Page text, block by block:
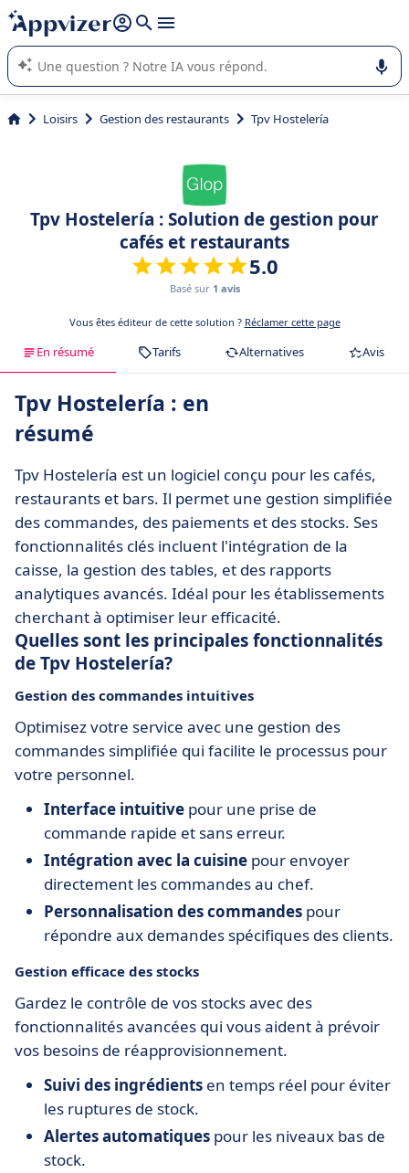
répondre (plusieurs lignes avec
L'IA de Appvizer vous guide dans l'utilisation ou la sélection de
logiciel SaaS en entreprise.
Loisirs Gestion des restaurants Tpv Hostelería
Tpv Hostelería : Solution de gestion pour
cafés et restaurants
5.0
Basé sur 1 avis
Vous êtes éditeur de cette solution ? Réclamer cette page
En résumé Tarifs Alternatives Avis
Tpv Hostelería : en
résumé
Tpv Hostelería est un logiciel conçu pour les cafés,
restaurants et bars. Il permet une gestion simplifiée
des commandes, des paiements et des stocks. Ses
fonctionnalités clés incluent l'intégration de la
caisse, la gestion des tables, et des rapports
analytiques avancés. Idéal pour les établissements
cherchant à optimiser leur efficacité.
Quelles sont les principales fonctionnalités
de Tpv Hostelería?
Gestion des commandes intuitives
Optimisez votre service avec une gestion des
commandes simplifiée qui facilite le processus pour
votre personnel.
Interface intuitive pour une prise de
commande rapide et sans erreur.
Intégration avec la cuisine pour envoyer
directement les commandes au chef.
Personnalisation des commandes pour
répondre aux demandes spécifiques des clients.
Gestion efficace des stocks
Gardez le contrôle de vos stocks avec des
fonctionnalités avancées qui vous aident à prévoir
vos besoins de réapprovisionnement.
Suivi des ingrédients en temps réel pour éviter
les ruptures de stock.
Alertes automatiques pour les niveaux bas de
stock.